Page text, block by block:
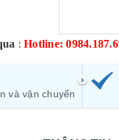
công
: Hotline:
và vận chuyển